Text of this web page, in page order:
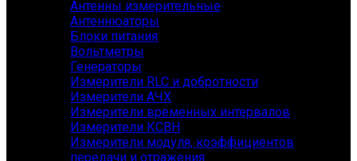
Антенны измерительные
Антеннюаторы
Блоки питания
Вольтметры
Генераторы
Измерители RLC и добротности
Измерители АЧХ
Измерители временных интервалов
Измерители КСВН
Измерители модуля, коэффициентов
передачи и отражения